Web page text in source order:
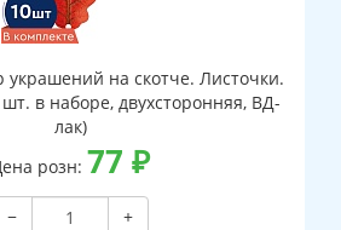
на скотче. Листочки.
в наборе, двухсторонняя, ВД-
лак)
розн: 77 ₽
−
+